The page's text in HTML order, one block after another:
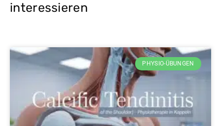
interessieren
PHYSIO-ÜBUNGEN